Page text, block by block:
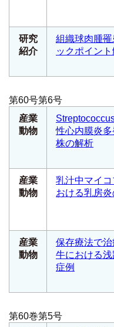
研究
紹介
組織球肉腫
ックポイン
第60号第6号
産業
動物
性心内膜炎
株の解析
産業
動物
乳汁中マイ
おける乳房
産業
動物
保存療法で
牛における
症例
第60巻第5号